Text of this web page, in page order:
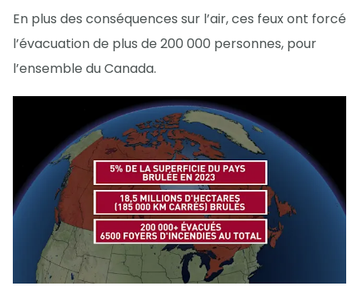
En plus des conséquences sur l’air, ces feux ont forcé
l’évacuation de plus de 200 000 personnes, pour
l’ensemble du Canada.